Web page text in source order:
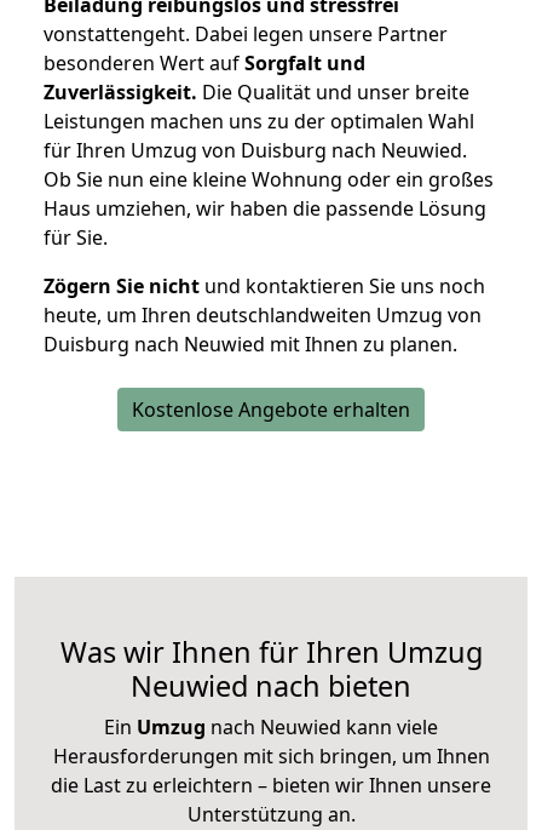
vonstattengeht. Dabei legen unsere Partner
besonderen Wert aufSorgfalt und
Zuverlässigkeit. Die Qualität und unser breite
Leistungen machen uns zu der optimalen Wahl
für Ihren Umzug von Duisburg nach Neuwied.
Ob Sie nun eine kleine Wohnung oder ein großes
Haus umziehen, wir haben die passende Lösung
für Sie.
Zögern Sie nicht und kontaktieren Sie uns noch
heute, um Ihren deutschlandweiten Umzug von
Duisburg nach Neuwied mit Ihnen zu planen.
Kostenlose Angebote erhalten
Was wir Ihnen für Ihren Umzug
Neuwied nach bieten
Ein Umzug nach Neuwied kann viele
Herausforderungen mit sich bringen, um Ihnen
die Last zu erleichtern – bieten wir Ihnen unsere
Unterstützung an.